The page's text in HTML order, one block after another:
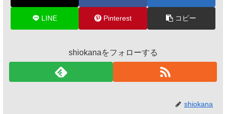
LINE Pinterest コピー
shiokanaをフォローする
shiokana